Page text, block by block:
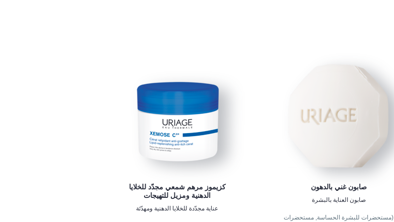
صابون غني بالدهون
صابون العناية بالبشرة
(مستحضرات للبشرة الحساسة, مستحضرات
كزيموز مرهم شمعي مجدّد للخلايا
الدهنية ومزيل للتهيجات
عناية مجدّدة للخلايا الدهنية ومهدّئة